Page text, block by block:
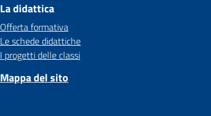
La didattica
Offerta formativa
Le schede didattiche
I progetti delle classi
Mappa del sito